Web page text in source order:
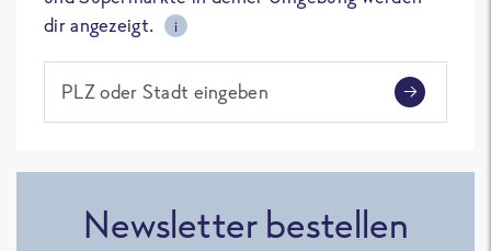
dir angezeigt.
i
PLZ oder Stadt eingeben
Newsletter bestellen